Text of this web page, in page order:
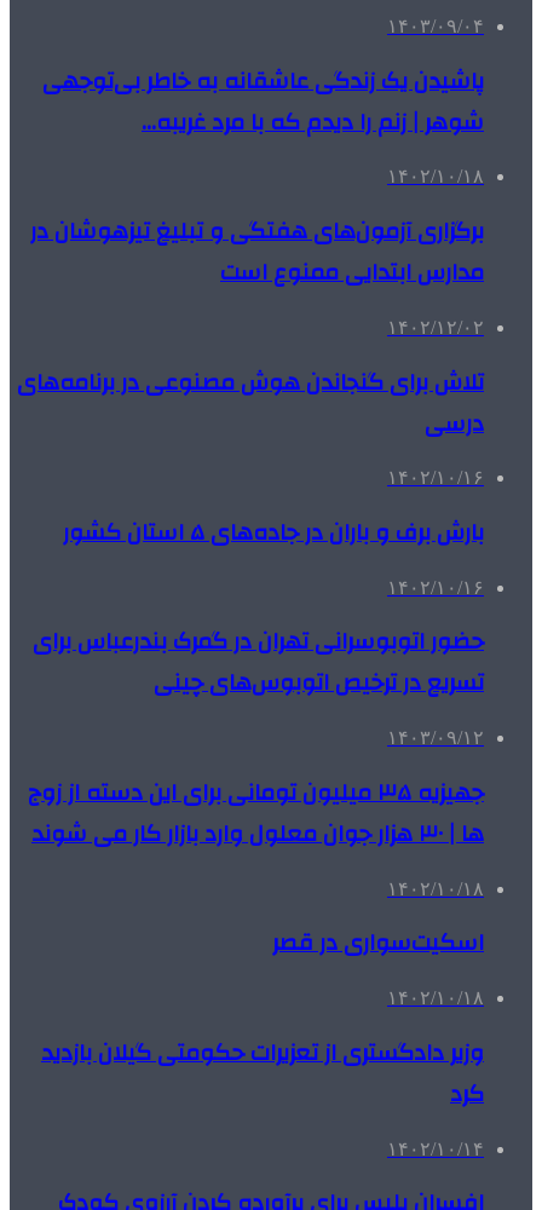
۱۴۰۳/۰۹/۰۴
پاشیدن یک زندگی عاشقانه به خاطر بی‌توجهی
شوهر | زنم را دیدم که با مرد غریبه…
۱۴۰۲/۱۰/۱۸
برگزاری آزمون‌های هفتگی و تبلیغ تیزهوشان در
مدارس ابتدایی ممنوع است
۱۴۰۲/۱۲/۰۲
تلاش برای گنجاندن هوش مصنوعی در برنامه‌های
درسی
۱۴۰۲/۱۰/۱۶
بارش برف و باران در جاده‌های ۵ استان کشور
۱۴۰۲/۱۰/۱۶
حضور اتوبوسرانی تهران در گمرک بندرعباس برای
تسریع در ترخیص اتوبوس‌های چینی
۱۴۰۳/۰۹/۱۲
جهیزیه ۳۵ میلیون تومانی‌ برای این دسته از زوج
ها | ۳۰ هزار جوان معلول وارد بازار کار می‌ شوند
۱۴۰۲/۱۰/۱۸
اسکیت‌سواری در قصر
۱۴۰۲/۱۰/۱۸
وزیر دادگستری از تعزیرات حکومتی گیلان بازدید
کرد
۱۴۰۲/۱۰/۱۴